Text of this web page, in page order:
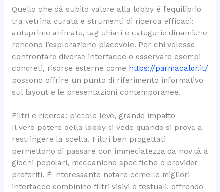
Quello che dà subito valore alla lobby è l’equilibrio
tra vetrina curata e strumenti di ricerca efficaci:
anteprime animate, tag chiari e categorie dinamiche
rendono l’esplorazione piacevole. Per chi volesse
confrontare diverse interfacce o osservare esempi
concreti, risorse esterne come https://parmacalor.it/
possono offrire un punto di riferimento informativo
sul layout e le presentazioni contemporanee.
Filtri e ricerca: piccole leve, grande impatto
Il vero potere della lobby si vede quando si prova a
restringere la scelta. Filtri ben progettati
permettono di passare con immediatezza da novità a
giochi popolari, meccaniche specifiche o provider
preferiti. È interessante notare come le migliori
interfacce combinino filtri visivi e testuali, offrendo